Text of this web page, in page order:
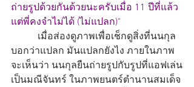
ถ่ายรูปด้วยกันด้วยนะครับเมื่อ 11 ปีที่แล้ว
แต่พี่คงจำไม่ได้ (ไม่แปลก)"
เมื่อส่องดูภาพเพื่อเช็กดูสิ่งที่นนกุล
บอกว่าแปลก มันแปลกยังไง ภายในภาพ
จะเห็นว่า นนกุลยืนถ่ายรูปกับรูปที่แอฟเล่น
เป็นมณีจันทร์ ในภาพยนตร์ตำนานสมเด็จ